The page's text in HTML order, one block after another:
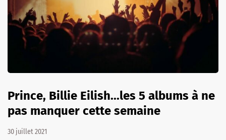
Prince, Billie Eilish...les 5 albums à ne
pas manquer cette semaine
30 juillet 2021